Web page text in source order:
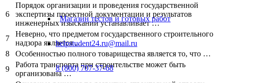
Магазин тестов и готовых работ
helpstudent24.ru@mail.ru
8 (800) 707-37-68
6
Порядок организации и проведения государственной
экспертизы проектной документации и результатов
инженерных изысканий устанавливает …
7
Неверно, что предметом государственного строительного
надзора является …
8
Особенностью полного товарищества является то, что …
9
Работа транспорта при строительстве может быть
организована …